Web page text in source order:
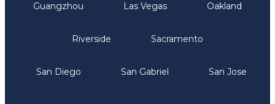
Guangzhou Las Vegas Oakland
Riverside Sacramento
San Diego San Gabriel San Jose